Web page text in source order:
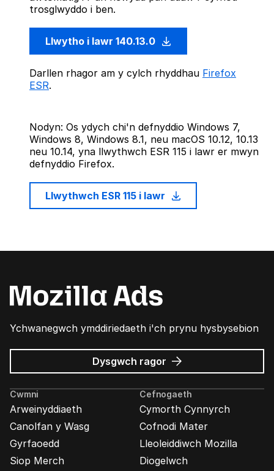
trosglwyddo i ben.
Llwytho i lawr 140.13.0
Darllen rhagor am y cylch rhyddhau Firefox
ESR.
Nodyn: Os ydych chi'n defnyddio Windows 7,
Windows 8, Windows 8.1, neu macOS 10.12, 10.13
neu 10.14, yna llwythwch ESR 115 i lawr er mwyn
defnyddio Firefox.
Llwythwch ESR 115 i lawr
Ychwanegwch ymddiriedaeth i'ch prynu hysbysebion
Dysgwch ragor am
Hysbysebion
Mozilla
Cwmni
Arweinyddiaeth
Canolfan y Wasg
Gyrfaoedd
Siop Merch
Cefnogaeth
Cymorth Cynnyrch
Cofnodi Mater
Lleoleiddiwch Mozilla
Diogelwch